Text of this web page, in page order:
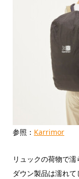
参照： Karrimor
リュックの荷物で濡
ダウン製品は濡れ